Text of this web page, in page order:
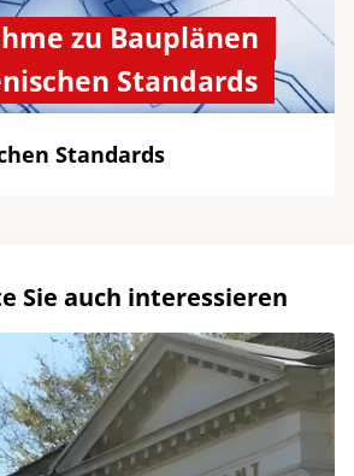
zu Bauplänen
Standards
Standards​
Sie auch interessieren